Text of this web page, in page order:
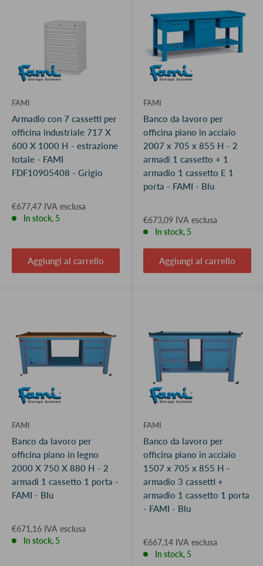
FAMI
Armadio con 7 cassetti per
officina industriale 717 X
600 X 1000 H - estrazione
totale - FAMI
FDF10905408 - Grigio
€677,47 IVA esclusa
In stock, 5
Aggiungi al carrello
FAMI
Banco da lavoro per
officina piano in acciaio
2007 x 705 x 855 H - 2
armadi 1 cassetto + 1
armadio 1 cassetto E 1
porta - FAMI - Blu
€673,09 IVA esclusa
In stock, 5
Aggiungi al carrello
FAMI
Banco da lavoro per
officina piano in legno
2000 X 750 X 880 H - 2
armadi 1 cassetto 1 porta -
FAMI - Blu
€671,16 IVA esclusa
In stock, 5
FAMI
Banco da lavoro per
officina piano in acciaio
1507 x 705 x 855 H -
armadio 3 cassetti +
armadio 1 cassetto 1 porta
- FAMI - Blu
€667,14 IVA esclusa
In stock, 5